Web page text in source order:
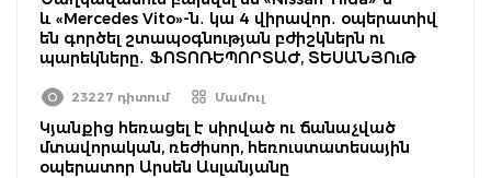
և «Mercedes Vito»-ն․ կա 4 վիրավոր․ օպերատիվ
են գործել շտապօգնության բժիշկներն ու
պարեկները․ ՖՈՏՈՌԵՊՈՐՏԱԺ, ՏԵՍԱՆՅՈւԹ
23227 դիտում Մամուլ
Կյանքից հեռացել է սիրված ու ճանաչված
մտավորական, ռեժիսոր, հեռուստատեսային
օպերատոր Արսեն Ասլանյանը